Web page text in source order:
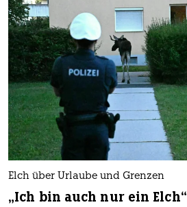
Elch über Urlaube und Grenzen
„Ich bin auch nur ein Elch“